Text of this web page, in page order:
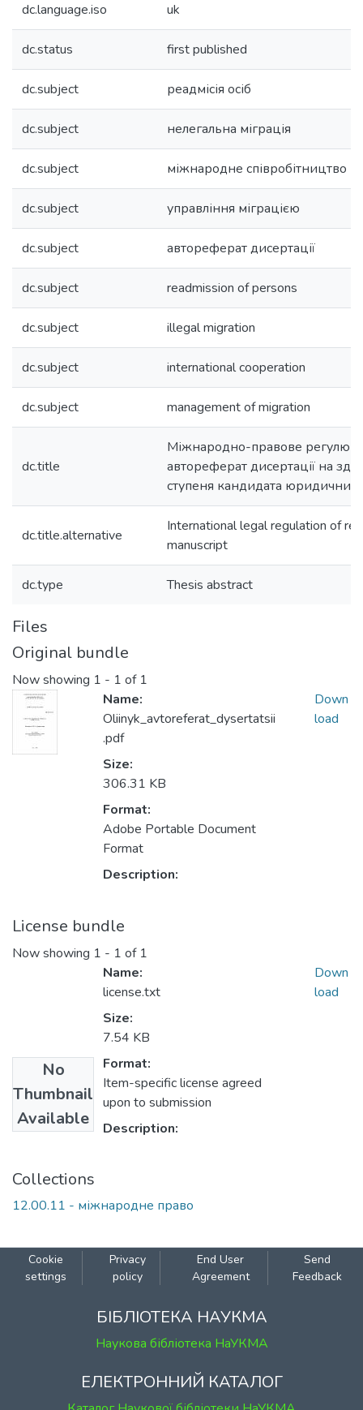
dc.language.iso uk
dc.status first published
dc.subject реадмісія осіб
dc.subject нелегальна міграція
dc.subject міжнародне співробітництво
dc.subject управління міграцією
dc.subject автореферат дисертації
dc.subject readmission of persons
dc.subject illegal migration
dc.subject international cooperation
dc.subject management of migration
dc.title
Міжнародно-правове
автореферат дисертації на
ступеня кандидата юридичних
dc.title.alternative
International legal regulation of
manuscript
dc.type Thesis abstract
Files
Original bundle
Now showing 1 - 1 of 1
Name:
Oliinyk_avtoreferat_dysertatsii
.pdf
Size:
306.31 KB
Format:
Adobe Portable Document
Format
Description:
Down
load
License bundle
Now showing 1 - 1 of 1
No
Thumbnail
Available
Name:
license.txt
Size:
7.54 KB
Format:
Item-specific license agreed
upon to submission
Description:
Down
load
Collections
12.00.11 - міжнародне право
Cookie
settings
Privacy
policy
End User
Agreement
Send
Feedback
БІБЛІОТЕКА НАУКМА
Наукова бібліотека НаУКМА
ЕЛЕКТРОННИЙ КАТАЛОГ